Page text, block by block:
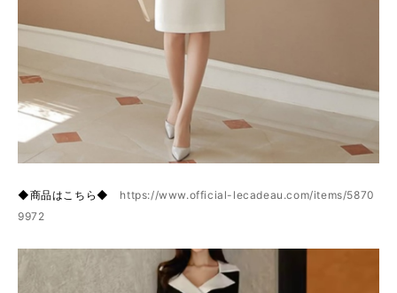
◆商品はこちら◆ https://www.official-lecadeau.com/items/5870
9972